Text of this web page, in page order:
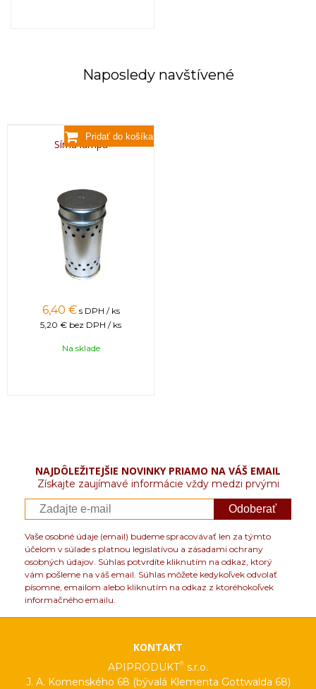
Naposledy navštívené
Sírna lampa
6,40 € s DPH / ks
5,20 € bez DPH / ks
Na sklade
NAJDÔLEŽITEJŠIE NOVINKY PRIAMO NA VÁŠ EMAIL
Získajte zaujímavé informácie vždy medzi prvými
Odoberať
Vaše osobné údaje (email) budeme spracovávať len za týmto
účelom v súlade s platnou legislatívou a zásadami ochrany
osobných údajov. Súhlas potvrdíte kliknutím na odkaz, ktorý
vám pošleme na váš email. Súhlas môžete kedykoľvek odvolať
písomne, emailom alebo kliknutím na odkaz z ktoréhokoľvek
informačného emailu.
KONTAKT
APIPRODUKT® s.r.o.
J. A. Komenského 68 (bývalá Klementa Gottwalda 68)